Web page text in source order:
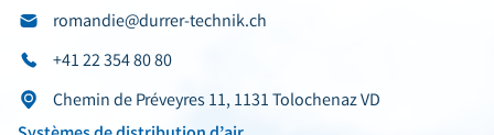
romandie@durrer-technik.ch
+41 22 354 80 80
Chemin de Préveyres 11, 1131 Tolochenaz VD